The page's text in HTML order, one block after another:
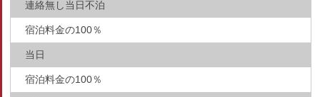
連絡無し当日不泊
宿泊料金の100％
当日
宿泊料金の100％